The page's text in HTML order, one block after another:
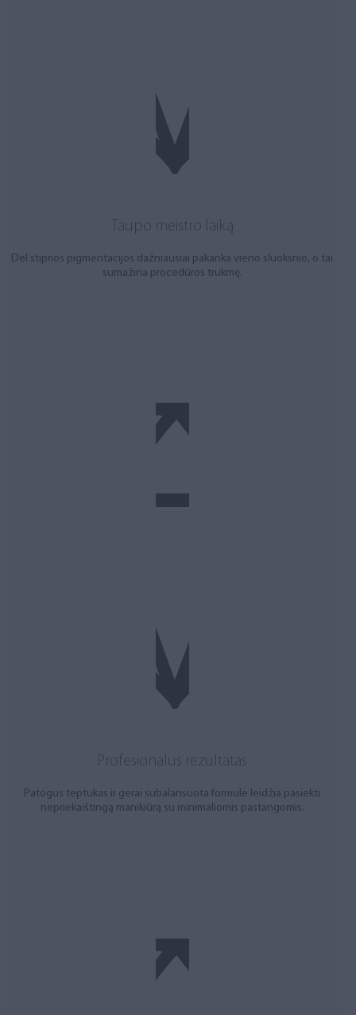
Taupo meistro laiką
Dėl stiprios pigmentacijos dažniausiai pakanka vieno sluoksnio, o tai
sumažina procedūros trukmę.
Profesionalus rezultatas
Patogus teptukas ir gerai subalansuota formulė leidžia pasiekti
nepriekaištingą manikiūrą su minimaliomis pastangomis.